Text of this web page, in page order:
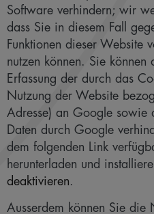
Software verhindern; wir
dass Sie in diesem Fall
Funktionen dieser Website
nutzen können. Sie können
Erfassung der durch das
Nutzung der Website
Adresse) an Google sowie
Daten durch Google
dem folgenden Link
herunterladen und
deaktivieren.
Ausserdem können Sie die